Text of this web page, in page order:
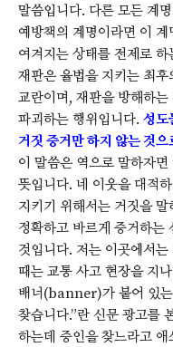
말씀입니다. 다른 모든 계
예방책의 계명이라면 이
여겨지는 상태를 전제로
재판은 율법을 지키는 최
교란이며, 재판을 방해하
파괴하는 행위입니다. 성도
거짓 증거만 하지 않는 것
이 말씀은 역으로 말하자면
뜻입니다. 네 이웃을 대적
지키기 위해서는 거짓을
정확하고 바르게 증거하는
것입니다. 저는 이곳에서
때는 교통 사고 현장을 지
배너(banner)가 붙어 있는
찾습니다.”란 신문 광고를
하는데 증인을 찾느라고